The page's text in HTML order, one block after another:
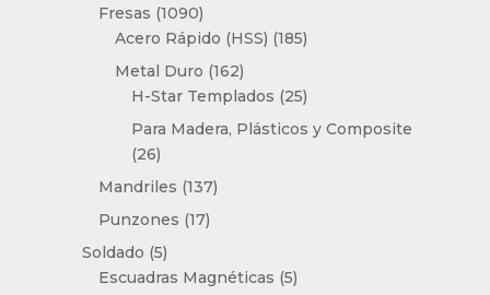
Fresas 10901090
productos
Acero Rápido (HSS) 185185
Metal Duro 162162
productos
H-Star Templados 2525
productos
Para Madera, Plásticos y Composite
2626
productos
Mandriles 137137
Punzones 1717
Soldado 55
productos
Escuadras Magnéticas 55